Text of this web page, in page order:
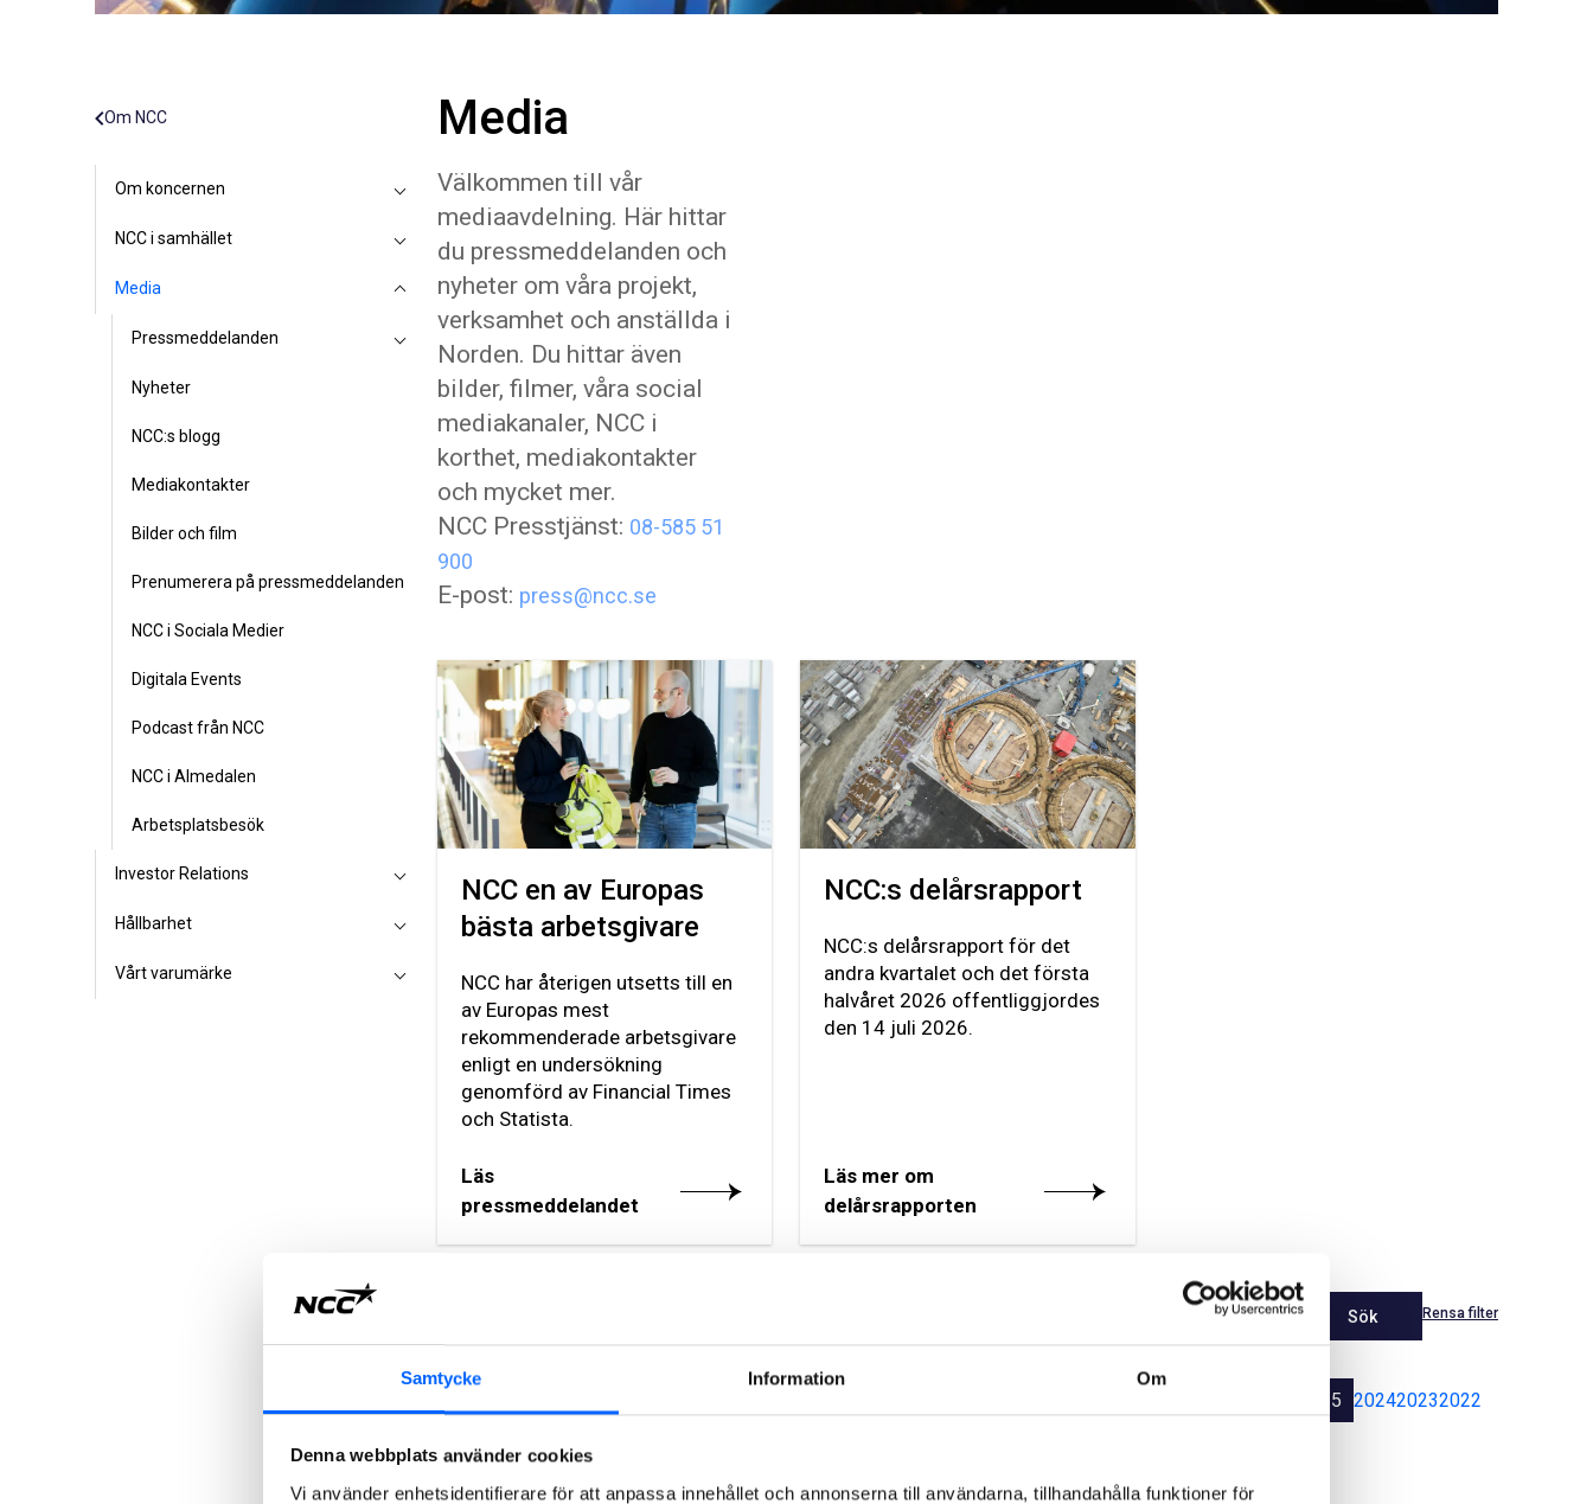
Samtycke Information Om
Denna webbplats använder cookies
Vi använder enhetsidentifierare för att anpassa innehållet och annonserna till användarna, tillhandahålla funktioner för
Om NCC
Om koncernen
NCC i samhället
Media
Pressmeddelanden
Nyheter
NCC:s blogg
Mediakontakter
Bilder och film
Prenumerera på pressmeddelanden
NCC i Sociala Medier
Digitala Events
Podcast från NCC
NCC i Almedalen
Arbetsplatsbesök
Investor Relations
Hållbarhet
Vårt varumärke
Media
Välkommen till vår
mediaavdelning. Här hittar
du pressmeddelanden och
nyheter om våra projekt,
verksamhet och anställda i
Norden. Du hittar även
bilder, filmer, våra social
mediakanaler, NCC i
korthet, mediakontakter
och mycket mer.
NCC Presstjänst: 08-585 51
900
E-post: press@ncc.se
NCC en av Europas
bästa arbetsgivare
NCC har återigen utsetts till en
av Europas mest
rekommenderade arbetsgivare
enligt en undersökning
genomförd av Financial Times
och Statista.
Läs
pressmeddelandet
NCC:s delårsrapport
NCC:s delårsrapport för det
andra kvartalet och det första
halvåret 2026 offentliggjordes
den 14 juli 2026.
Läs mer om
delårsrapporten
Sök Rensa filter
2025 202420232022